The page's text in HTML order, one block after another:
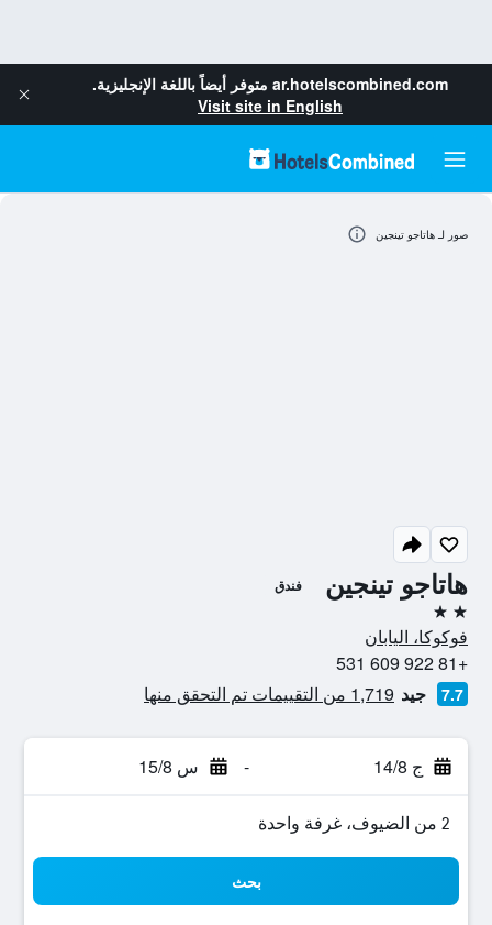
ar.hotelscombined.com متوفر أيضاً باللغة الإنجليزية.
Visit site in English
هاتاجو تينجين فندق
2 نجمتين
فوكوكا، اليابان
+81 922 609 531
7.7 جيد 1,719 من التقييمات تم التحقق منها
ج 14/8 - س 15/8
2 من الضيوف، غرفة واحدة
بحث
صور لـ هاتاجو تينجين